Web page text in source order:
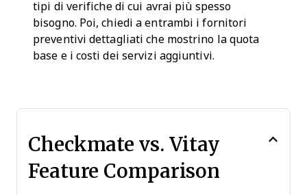
tipi di verifiche di cui avrai più spesso
bisogno. Poi, chiedi a entrambi i fornitori
preventivi dettagliati che mostrino la quota
base e i costi dei servizi aggiuntivi.
Checkmate vs. Vitay
Feature Comparison